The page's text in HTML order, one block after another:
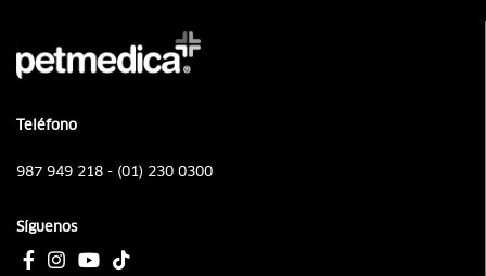
Teléfono
987 949 218 - (01) 230 0300
Síguenos